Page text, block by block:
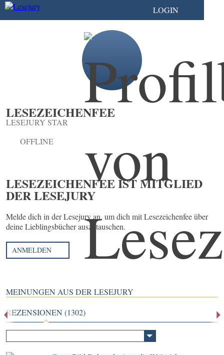
LOGIN
LESEZEICHENFEE
LESEJURY STAR
OFFLINE
LESEZEICHENFEE IST MITGLIED
DER LESEJURY
Melde dich in der Lesejury an, um dich mit Lesezeichenfee über
deine Lieblingsbücher auszutauschen.
ANMELDEN
MEINUNGEN AUS DER LESEJURY
REZENSIONEN (1302)